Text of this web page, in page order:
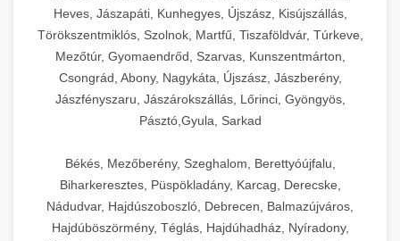
Heves, Jászapáti, Kunhegyes, Újszász, Kisújszállás,
Törökszentmiklós, Szolnok, Martfű, Tiszaföldvár, Túrkeve,
Mezőtúr, Gyomaendrőd, Szarvas, Kunszentmárton,
Csongrád, Abony, Nagykáta, Újszász, Jászberény,
Jászfényszaru, Jászárokszállás, Lőrinci, Gyöngyös,
Pásztó,Gyula, Sarkad
Békés, Mezőberény, Szeghalom, Berettyóújfalu,
Biharkeresztes, Püspökladány, Karcag, Derecske,
Nádudvar, Hajdúszoboszló, Debrecen, Balmazújváros,
Hajdúböszörmény, Téglás, Hajdúhadház, Nyíradony,